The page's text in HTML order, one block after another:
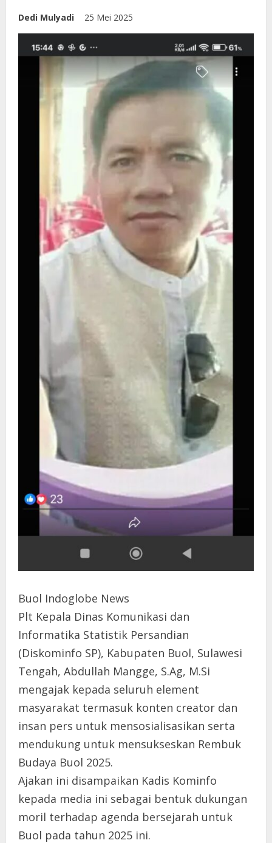
Dedi Mulyadi 25 Mei 2025
Buol Indoglobe News
Plt Kepala Dinas Komunikasi dan
Informatika Statistik Persandian
(Diskominfo SP), Kabupaten Buol, Sulawesi
Tengah, Abdullah Mangge, S.Ag, M.Si
mengajak kepada seluruh element
masyarakat termasuk konten creator dan
insan pers untuk mensosialisasikan serta
mendukung untuk mensukseskan Rembuk
Budaya Buol 2025.
Ajakan ini disampaikan Kadis Kominfo
kepada media ini sebagai bentuk dukungan
moril terhadap agenda bersejarah untuk
Buol pada tahun 2025 ini.